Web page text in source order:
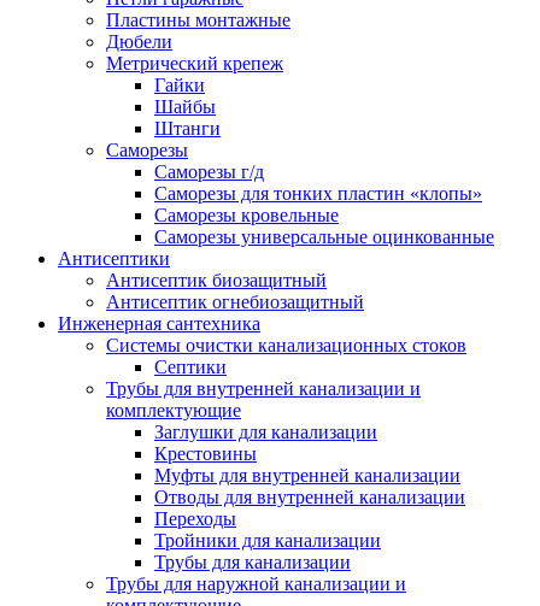
Пластины монтажные
Дюбели
Метрический крепеж
Гайки
Шайбы
Штанги
Саморезы
Саморезы г/д
Саморезы для тонких пластин «клопы»
Саморезы кровельные
Саморезы универсальные оцинкованные
Антисептики
Антисептик биозащитный
Антисептик огнебиозащитный
Инженерная сантехника
Системы очистки канализационных стоков
Септики
Трубы для внутренней канализации и
комплектующие
Заглушки для канализации
Крестовины
Муфты для внутренней канализации
Отводы для внутренней канализации
Переходы
Тройники для канализации
Трубы для канализации
Трубы для наружной канализации и